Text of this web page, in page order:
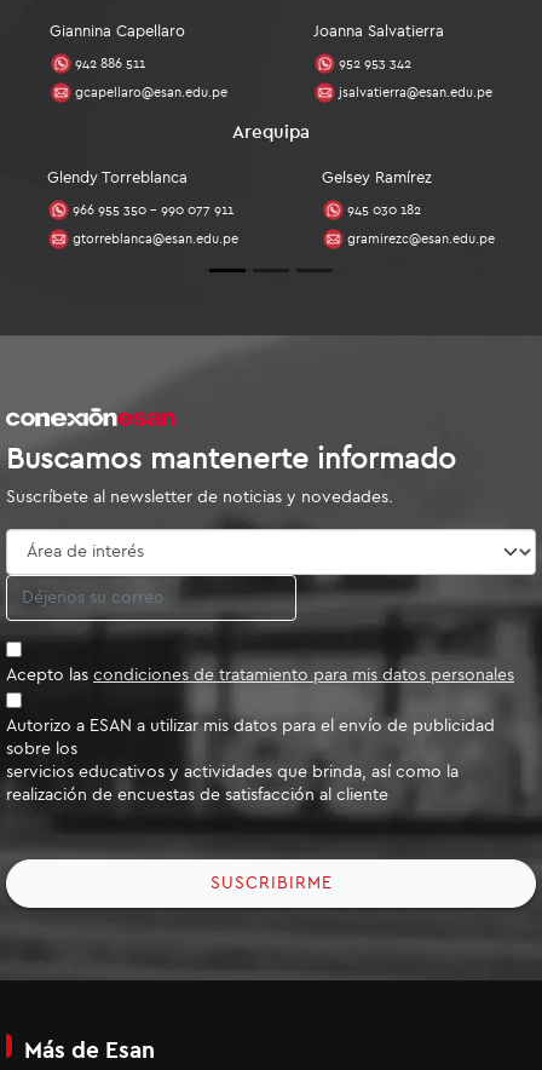
Giannina Capellaro
942 886 511
gcapellaro@esan.edu.pe
Joanna Salvatierra
952 953 342
jsalvatierra@esan.edu.pe
Arequipa
Glendy Torreblanca
966 955 350 - 990 077 911
gtorreblanca@esan.edu.pe
Gelsey Ramírez
945 030 182
gramirezc@esan.edu.pe
Buscamos mantenerte informado
Suscríbete al newsletter de noticias y novedades.
Acepto las condiciones de tratamiento para mis datos personales
Autorizo a ESAN a utilizar mis datos para el envío de publicidad
sobre los
servicios educativos y actividades que brinda, así como la
realización de encuestas de satisfacción al cliente
SUSCRIBIRME
Más de Esan